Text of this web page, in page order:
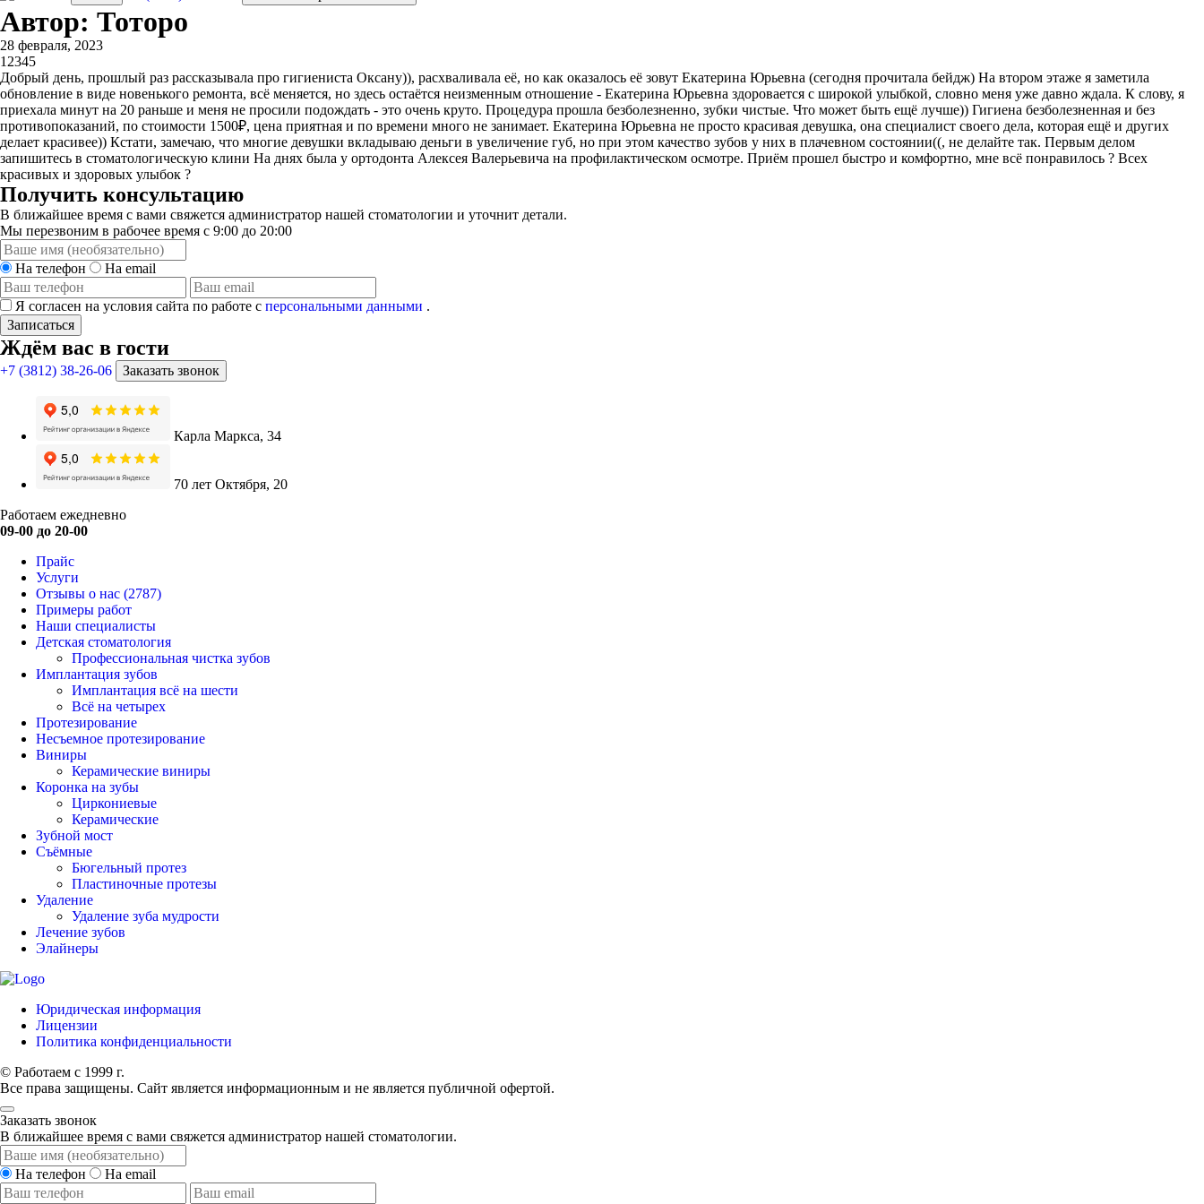
Автор: ​Тоторо
28 февраля, 2023
1 2345
Добрый день, прошлый раз рассказывала про гигиениста Оксану)), расхваливала её, но как оказалось её зовут Екатерина Юрьевна (сегодня прочитала бейдж) На втором этаже я заметила
обновление в виде новенького ремонта, всё меняется, но здесь остаётся неизменным отношение - Екатерина Юрьевна здоровается с широкой улыбкой, словно меня уже давно ждала. К слову, я
приехала минут на 20 раньше и меня не просили подождать - это очень круто. Процедура прошла безболезненно, зубки чистые. Что может быть ещё лучше)) Гигиена безболезненная и без
противопоказаний, по стоимости 1500₽, цена приятная и по времени много не занимает. Екатерина Юрьевна не просто красивая девушка, она специалист своего дела, которая ещё и других
делает красивее)) Кстати, замечаю, что многие девушки вкладываю деньги в увеличение губ, но при этом качество зубов у них в плачевном состоянии((, не делайте так. Первым делом
запишитесь в стоматологическую клини На днях была у ортодонта Алексея Валерьевича на профилактическом осмотре. Приём прошел быстро и комфортно, мне всё понравилось ? Всех
красивых и здоровых улыбок ?
Получить консультацию
В ближайшее время с вами свяжется администратор нашей стоматологии и уточнит детали.
Мы перезвоним в рабочее время с 9:00 до 20:00
На телефон На email
Я согласен на условия сайта по работе с персональными данными .
Записаться
Ждём вас в гости
+7 (3812) 38-26-06 Заказать звонок
Карла Маркса, 34
70 лет Октября, 20
Работаем ежедневно
09-00 до 20-00
Прайс
Услуги
Отзывы о нас (2787)
Примеры работ
Наши специалисты
Детская стоматология
Профессиональная чистка зубов
Имплантация зубов
Имплантация всё на шести
Всё на четырех
Протезирование
Несъемное протезирование
Виниры
Керамические виниры
Коронка на зубы
Циркониевые
Керамические
Зубной мост
Съёмные
Бюгельный протез
Пластиночные протезы
Удаление
Удаление зуба мудрости
Лечение зубов
Элайнеры
Юридическая информация
Лицензии
Политика конфиденциальности
© Работаем с 1999 г.
Все права защищены. Сайт является информационным и не является публичной офертой.
Заказать звонок
В ближайшее время с вами свяжется администратор нашей стоматологии.
На телефон На email